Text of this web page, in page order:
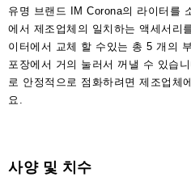
유명 브랜드 IM Corona의 라이터를
에서 제조업체의 일치하는 액세서리
이터에서 교체 할 수있는 총 5 개의
포장에서 거의 눌러서 꺼낼 수 있습
로 안정적으로 점화하려면 제조업체
요.
사양 및 치수